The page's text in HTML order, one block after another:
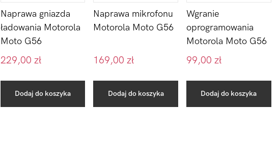
Naprawa gniazda
ładowania Motorola
Moto G56
229,00 zł
Dodaj do koszyka
Naprawa mikrofonu
Motorola Moto G56
169,00zł
Dodaj do koszyka
Wgranie
oprogramowania
Motorola Moto G56
99,00 zł
Dodaj do koszyka